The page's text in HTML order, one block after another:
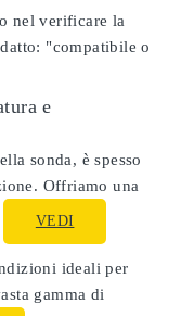
nel verificare la
"compatibile o
e
sonda, è spesso
Offriamo una
VEDI
ideali per
gamma di